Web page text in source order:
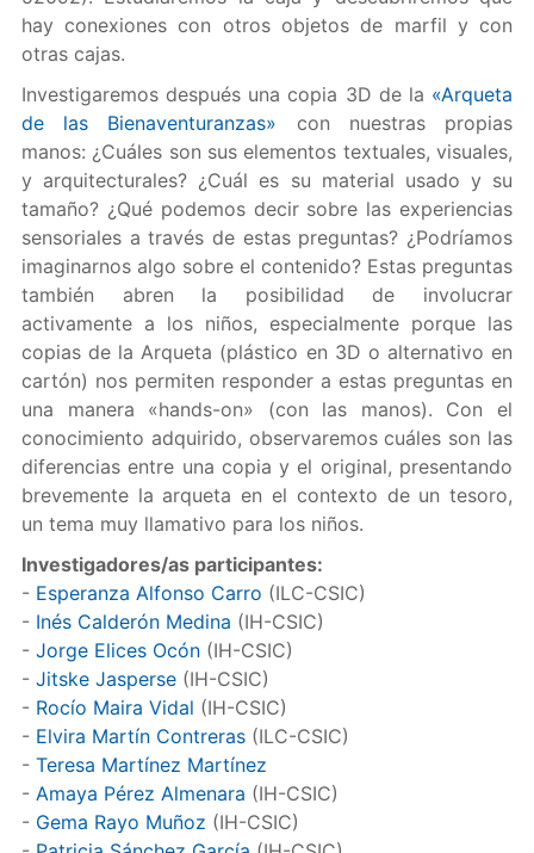
hay conexiones con otros objetos de marfil y con
otras cajas.
Investigaremos después una copia 3D de la «Arqueta
de las Bienaventuranzas» con nuestras propias
manos: ¿Cuáles son sus elementos textuales, visuales,
y arquitecturales? ¿Cuál es su material usado y su
tamaño? ¿Qué podemos decir sobre las experiencias
sensoriales a través de estas preguntas? ¿Podríamos
imaginarnos algo sobre el contenido? Estas preguntas
también abren la posibilidad de involucrar
activamente a los niños, especialmente porque las
copias de la Arqueta (plástico en 3D o alternativo en
cartón) nos permiten responder a estas preguntas en
una manera «hands-on» (con las manos). Con el
conocimiento adquirido, observaremos cuáles son las
diferencias entre una copia y el original, presentando
brevemente la arqueta en el contexto de un tesoro,
un tema muy llamativo para los niños.
Investigadores/as participantes:
- Esperanza Alfonso Carro (ILC-CSIC)
- Inés Calderón Medina (IH-CSIC)
- Jorge Elices Ocón(IH-CSIC)
- Jitske Jasperse(IH-CSIC)
- Rocío Maira Vidal (IH-CSIC)
- Elvira Martín Contreras(ILC-CSIC)
- Teresa Martínez Martínez
- Amaya Pérez Almenara (IH-CSIC)
- Gema Rayo Muñoz (IH-CSIC)